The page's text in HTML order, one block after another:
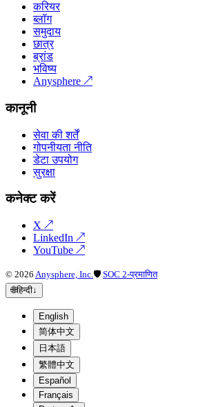
करियर
ब्लॉग
समुदाय
छात्र
ब्रांड
भविष्य
Anysphere ↗
कानूनी
सेवा की शर्तें
गोपनीयता नीति
डेटा उपयोग
सुरक्षा
कनेक्ट करें
X ↗
LinkedIn ↗
YouTube ↗
© 2026 Anysphere, Inc. 🛡 SOC 2-प्रमाणित
🌐हिन्दी↓
English
简体中文
日本語
繁體中文
Español
Français